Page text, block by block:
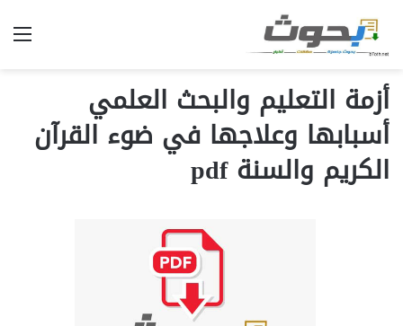
أزمة التعليم والبحث العلمي
أسبابها وعلاجها في ضوء القرآن
الكريم والسنة pdf